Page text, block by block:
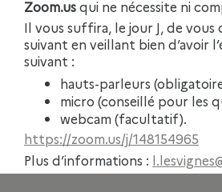
Zoom.usqui ne nécessite ni
Il vous suffira, le jour J, de
suivant en veillant bien d’avoir
suivant :
hauts-parleurs
micro (conseillé pour les
webcam (facultatif).
https://zoom.us/j/148154965
Plus d’informations :